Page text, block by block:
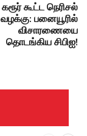
கரூர் கூட்ட நெரிசல்
வழக்கு: பனையூரில்
விசாரணையை
தொடங்கிய சிபிஐ!